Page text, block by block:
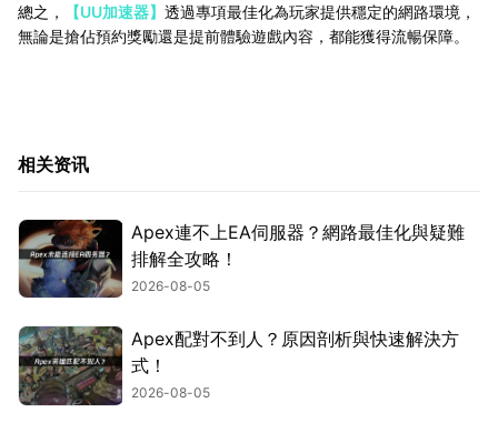
總之， 【UU加速器】 透過專項最佳化為玩家提供穩定的網路環境，
無論是搶佔預約獎勵還是提前體驗遊戲內容，都能獲得流暢保障。
相关资讯
Apex連不上EA伺服器？網路最佳化與疑難
排解全攻略！
2026-08-05
Apex配對不到人？原因剖析與快速解決方
式！
2026-08-05